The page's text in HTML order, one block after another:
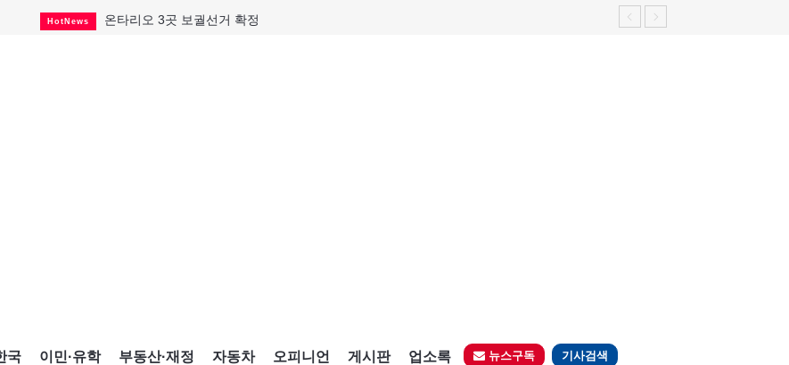
HotNews 온타리오 3곳 보궐선거 확정
국 이민·유학 부동산·재정 자동차 오피니언 게시판 업소록 뉴스구독 기사검색